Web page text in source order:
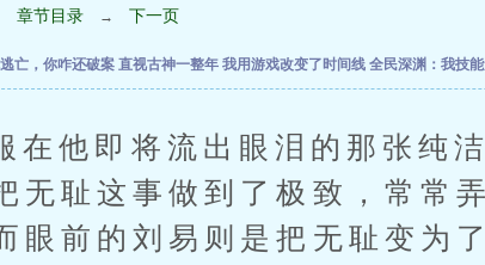
章节目录 → 下一页
亡，你咋还破案 直视古神一整年 我用游戏改变了时间线 全民深渊：我技
即将流出眼泪的那张纯洁
无耻这事做到了极致，常常
眼前的刘易则是把无耻变为